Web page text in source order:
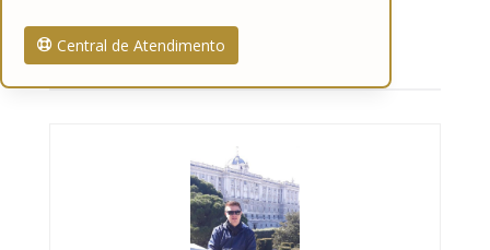
Central de Atendimento